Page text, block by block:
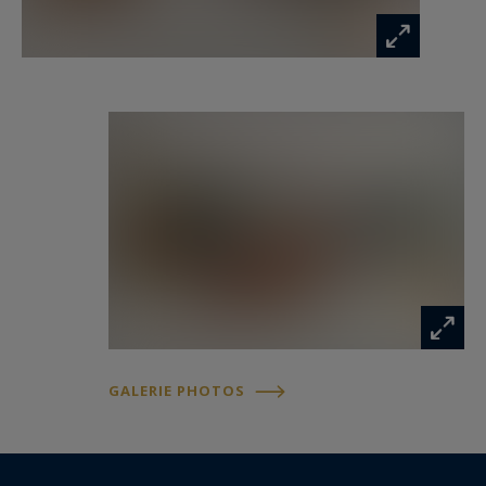
Situé au sein de la très recherchée Tour Totem,
résidence contemporaine de grand standing
atmosphère aérienne et spectaculaire.
GALERIE PHOTOS